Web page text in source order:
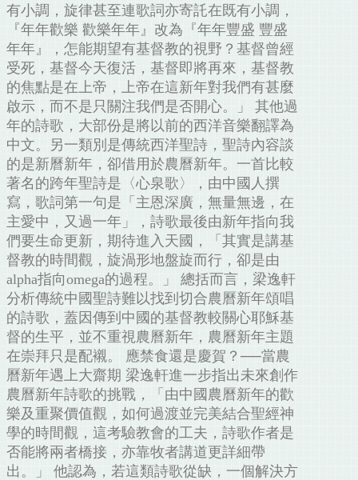
有小調，旋律甚至連歌詞亦寄託在既有小調，
『年年歡樂 歡樂年年』改為『年年豐盛 豐盛
年年』，怎能期望有基督教的視野？基督曾經
受死，基督今天復活，基督即將再來，基督教
的焦點是在上帝，上帝在這新年對我們有甚麼
啟示，而不是只關注我們是否開心。」 其他過
年的詩歌，大部份是將以前的西洋音樂翻譯為
中文。另一類別是傳統西洋聖詩，聖詩內容談
的是新曆新年，卻借用於農曆新年。一首比較
著名的跨年聖詩是〈心泉歌〉，由中國人撰
寫，歌詞第一句是「主恩深廣，無量無邊，在
主愛中，又過一年」，詩歌最後由新年指向我
們要生命更新，期待進入天國，「其實是講基
督教的時間觀，旋渦形地盤旋而行，卻是由
alpha指向omega的過程。」 總括而言，梁逸軒
分析傳統中國聖詩難以找到切合農曆新年頌唱
的詩歌，蓋因傳到中國的基督教較關心耶穌基
督的生平，並不重視農曆新年，農曆新年主題
在崇拜只是配襯。 應禁食還是慶賀？──當農
曆新年遇上大齋期 梁逸軒進一步指出未來創作
農曆新年詩歌的挑戰，「由中國農曆新年的歡
樂及重聚價值觀，如何過渡並完美結合聖經神
學的時間觀，這考驗教會的工夫，詩歌作者是
否能將兩者橋接，亦靠牧者講道更詳細帶
出。」 他認為，若這類詩歌從缺，一個解決方